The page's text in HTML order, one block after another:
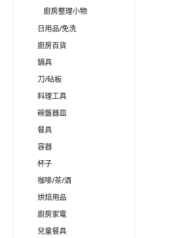
廚房整理小物
日用品/免洗
廚房百貨
鍋具
刀/砧板
料理工具
碗盤器皿
餐具
容器
杯子
咖啡/茶/酒
烘焙用品
廚房家電
兒童餐具